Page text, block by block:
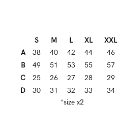
S M L XL
XXL
A
38 40 42 44
46
B
49 51 53 55
57
C
25 26 27 28
29
D
30 31 32 33
34
*size x2